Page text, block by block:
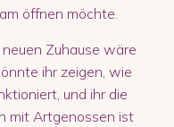
öffnen möchte.
neuen Zuhause wäre
ihr zeigen, wie
und ihr die
mit Artgenossen ist